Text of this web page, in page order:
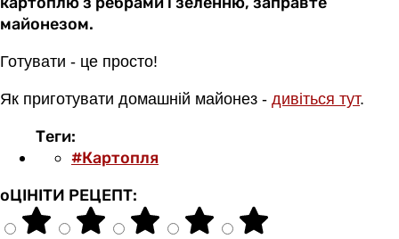
майонезом.
Готувати - це просто!
Як приготувати домашній майонез - дивіться тут.
Теги:
#Картопля
оЦІНІТИ РЕЦЕПТ: